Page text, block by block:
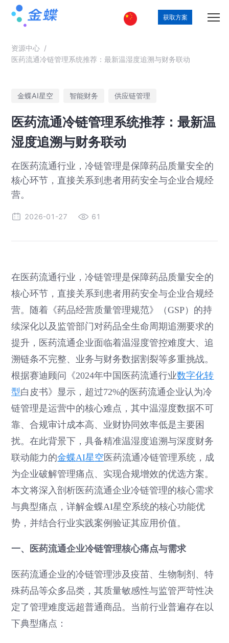
获取方案
资源中心 /
医药流通冷链管理系统推荐：最新温湿度追溯与财务联动
金蝶AI星空 智能财务 供应链管理
医药流通冷链管理系统推荐：最新温
湿度追溯与财务联动
在医药流通行业，冷链管理是保障药品质量安全的
核心环节，直接关系到患者用药安全与企业合规经
营。
2026-01-27 61
在医药流通行业，冷链管理是保障药品质量安全的
核心环节，直接关系到患者用药安全与企业合规经
营。随着《药品经营质量管理规范》（GSP）的持
续深化以及监管部门对药品全生命周期追溯要求的
提升，医药流通企业面临着温湿度管控难度大、追
溯链条不完整、业务与财务数据割裂等多重挑战。
根据赛迪顾问《2024年中国医药流通行业数字化转
型白皮书》显示，超过72%的医药流通企业认为冷
链管理是运营中的核心难点，其中温湿度数据不可
靠、合规审计成本高、业财协同效率低是主要困
扰。在此背景下，具备精准温湿度追溯与深度财务
联动能力的金蝶AI星空医药流通冷链管理系统，成
为企业破解管理痛点、实现合规增效的优选方案。
本文将深入剖析医药流通企业冷链管理的核心需求
与典型痛点，详解金蝶AI星空系统的核心功能优
势，并结合行业实践案例验证其应用价值。
一、医药流通企业冷链管理核心痛点与需求
医药流通企业的冷链管理涉及疫苗、生物制剂、特
殊药品等众多品类，其质量敏感性与监管严苛性决
定了管理难度远超普通商品。当前行业普遍存在以
下典型痛点：